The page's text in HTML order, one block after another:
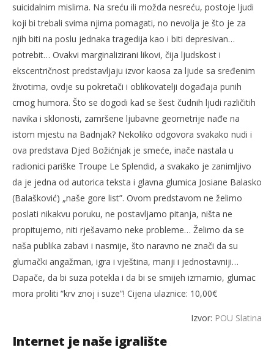
suicidalnim mislima. Na sreću ili možda nesreću, postoje ljudi
koji bi trebali svima njima pomagati, no nevolja je što je za
njih biti na poslu jednaka tragedija kao i biti depresivan…
potrebit… Ovakvi marginalizirani likovi, čija ljudskost i
ekscentričnost predstavljaju izvor kaosa za ljude sa sređenim
životima, ovdje su pokretači i oblikovatelji događaja punih
crnog humora. Što se dogodi kad se šest čudnih ljudi različitih
navika i sklonosti, zamršene ljubavne geometrije nađe na
istom mjestu na Badnjak? Nekoliko odgovora svakako nudi i
ova predstava Djed Božićnjak je smeće, inače nastala u
radionici pariške Troupe Le Splendid, a svakako je zanimljivo
da je jedna od autorica teksta i glavna glumica Josiane Balasko
(Balašković) „naše gore list”. Ovom predstavom ne želimo
poslati nikakvu poruku, ne postavljamo pitanja, ništa ne
propitujemo, niti rješavamo neke probleme… Želimo da se
naša publika zabavi i nasmije, što naravno ne znači da su
glumački angažman, igra i vještina, manji i jednostavniji…
Dapače, da bi suza potekla i da bi se smijeh izmamio, glumac
mora proliti “krv znoj i suze”! Cijena ulaznice: 10,00€
Izvor: POU Slatina
Internet je naše igralište